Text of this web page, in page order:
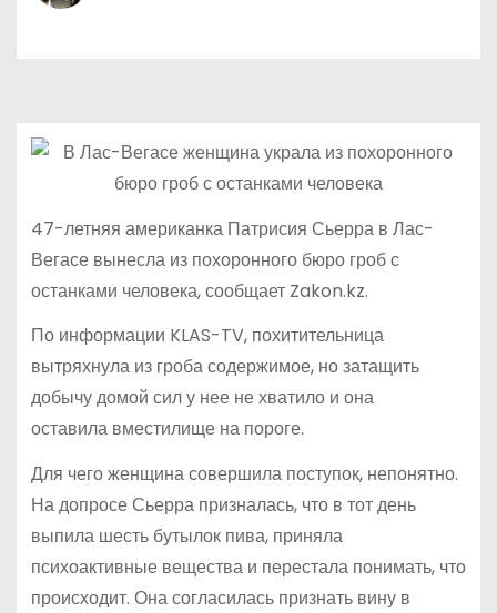
47-летняя американка Патрисия Сьерра в Лас-
Вегасе вынесла из похоронного бюро гроб с
останками человека, сообщает Zakon.kz.
По информации KLAS-TV, похитительница
вытряхнула из гроба содержимое, но затащить
добычу домой сил у нее не хватило и она
оставила вместилище на пороге.
Для чего женщина совершила поступок, непонятно.
На допросе Сьерра призналась, что в тот день
выпила шесть бутылок пива, приняла
психоактивные вещества и перестала понимать, что
происходит. Она согласилась признать вину в